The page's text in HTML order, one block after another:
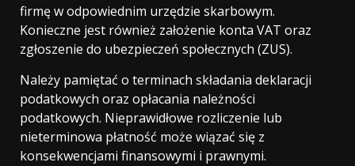
firmę w odpowiednim urzędzie skarbowym.
Konieczne jest również założenie konta VAT oraz
zgłoszenie do ubezpieczeń społecznych (ZUS).
Należy pamiętać o terminach składania deklaracji
podatkowych oraz opłacania należności
podatkowych. Nieprawidłowe rozliczenie lub
nieterminowa płatność może wiązać się z
konsekwencjami finansowymi i prawnymi.